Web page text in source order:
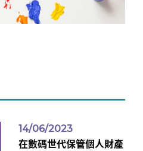
14/06/2023
在數碼世代保管個人財產